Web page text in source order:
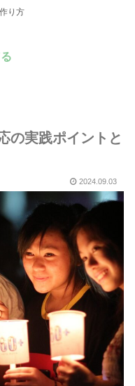
り方
の実践ポイントと
2024.09.03